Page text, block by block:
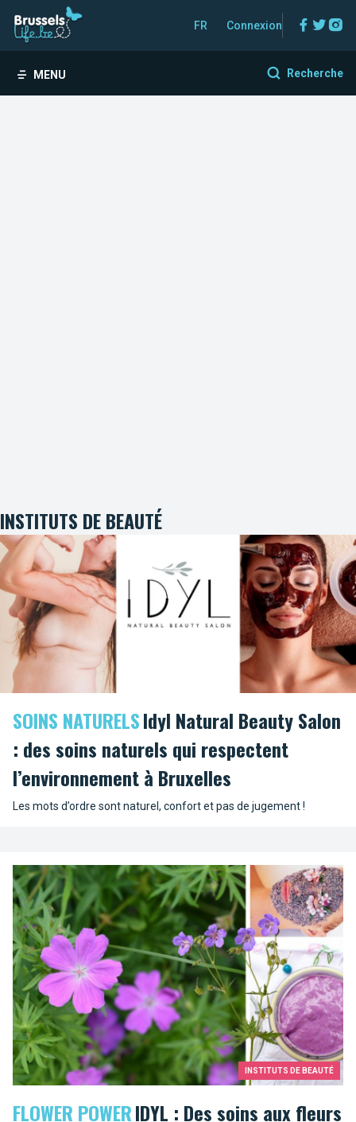
FR Connexion
MENU Recherche
INSTITUTS DE BEAUTÉ
SOINS NATURELSIdyl Natural Beauty Salon
: des soins naturels qui respectent
l’environnement à Bruxelles
Les mots d’ordre sont naturel, confort et pas de jugement !
INSTITUTS DE BEAUTÉ
FLOWER POWERIDYL : Des soins aux fleurs